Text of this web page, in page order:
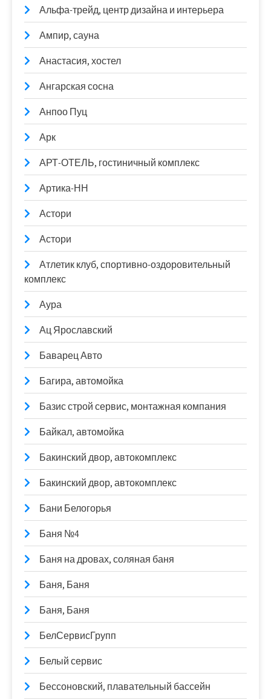
Альфа-трейд, центр дизайна и интерьера
Ампир, сауна
Анастасия, хостел
Ангарская сосна
Анпоо Пуц
Арк
АРТ-ОТЕЛЬ, гостиничный комплекс
Артика-НН
Астори
Астори
Атлетик клуб, спортивно-оздоровительный
комплекс
Аура
Ац Ярославский
Баварец Авто
Багира, автомойка
Базис строй сервис, монтажная компания
Байкал, автомойка
Бакинский двор, автокомплекс
Бакинский двор, автокомплекс
Бани Белогорья
Баня №4
Баня на дровах, соляная баня
Баня, Баня
Баня, Баня
БелСервисГрупп
Белый сервис
Бессоновский, плавательный бассейн